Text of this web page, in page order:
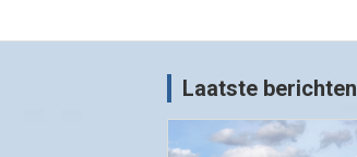
Laatste berichten